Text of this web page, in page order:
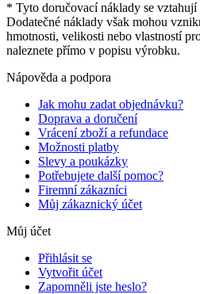
* Tyto doručovací náklady se vztahují
Dodatečné náklady však mohou
hmotnosti, velikosti nebo vlastností
naleznete přímo v popisu výrobku.
Nápověda a podpora
Jak mohu zadat objednávku?
Doprava a doručení
Vrácení zboží a refundace
Možnosti platby
Slevy a poukázky
Potřebujete další pomoc?
Firemní zákazníci
Můj zákaznický účet
Můj účet
Přihlásit se
Vytvořit účet
Zapomněli jste heslo?